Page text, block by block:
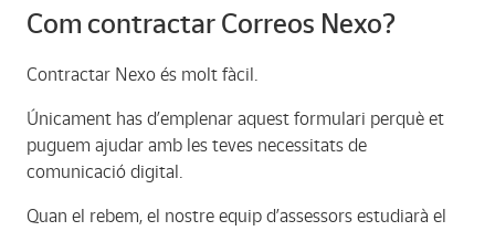
Com contractar Correos Nexo?
Contractar Nexo és molt fàcil.
Únicament has d’emplenar aquest formulari perquè et
puguem ajudar amb les teves necessitats de
comunicació digital.
Quan el rebem, el nostre equip d’assessors estudiarà el